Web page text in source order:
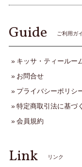
Guide ご利用ガ
キッサ・ティールー
お問合せ
プライバシーポリシ
特定商取引法に基づ
会員規約
Link リンク